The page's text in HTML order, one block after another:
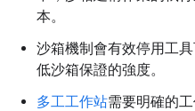
本。
沙箱機制會有效停用工
低沙箱保證的強度。
多工工作站需要明確的